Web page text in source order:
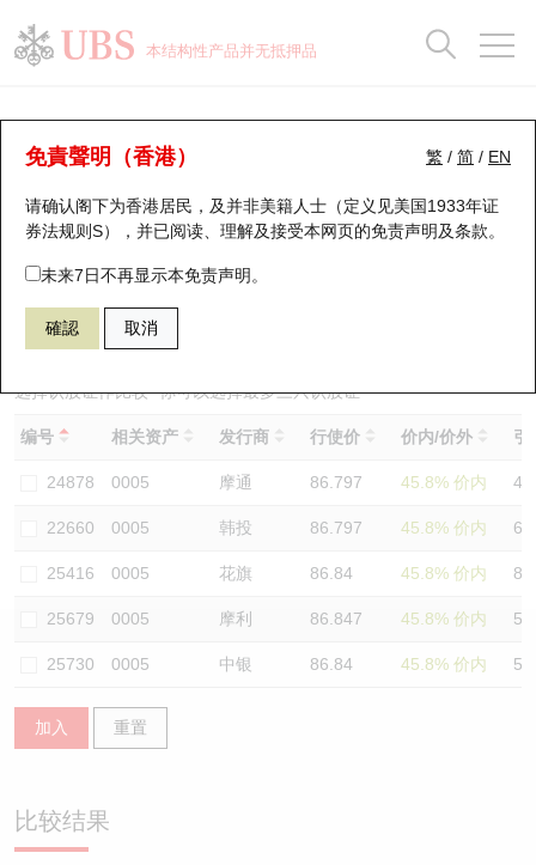
本结构性产品并无抵押品
繁 / 简 / EN
免責聲明（香港）
请确认阁下为香港居民，及并非美籍人士（定义见美国1933年证
券法规则S），并已阅读、理解及接受本网页的免责声明及条款。
未来7日不再显示本免责声明。
確認 取消
认股证分析仪
表现 街货统计 比较
25877 瑞银认购 0005 汇丰控股
选择认股证作比较*你可以选择最多三只认股证
编号 相关资产 发行商 行使价 价内/价外 引
24878 0005 摩通 86.797 45.8% 价内
22660 0005 韩投 86.797 45.8% 价内
25416 0005 花旗 86.84 45.8% 价内
25679 0005 摩利 86.847 45.8% 价内
25730 0005 中银 86.84 45.8% 价内
加入 重置
比较结果
瑞银认股证一览
新发行瑞银认股证
即将到期认股证
认股证到期结算价查找
认股证分析仪
认股证速算机
认股证/牛熊证日志
认股证文件及公告
街货统计
比较
牛熊全景快搜
牛熊证搜寻
牛熊证街货分布图
正股牛熊证列表
新发行瑞银牛熊证
已收回牛熊证剩余价值
牛熊证到期结算价查找
牛熊证分析仪
牛熊证文件及公告
牛熊证文件及公告 (瑞信)
街货统计
比较
十大升幅/跌幅
十大认股证成交分布
十天股证占大市成交
资金流
街货统计
三十大平均引伸波幅
正股分析仪
二十大活跃股份
恒指成份股
国指成份股
科指成份股
相关资产沽空
中资ETFs溢价比较
AH 股价对照
ADR
收市竞价变化
持股比重
显示所有持股比重
每月轮证大市专题
轮证专栏
讲座及教育短片
认股证投资者教育
牛熊证投资者教育
认股证牛熊证常问问题